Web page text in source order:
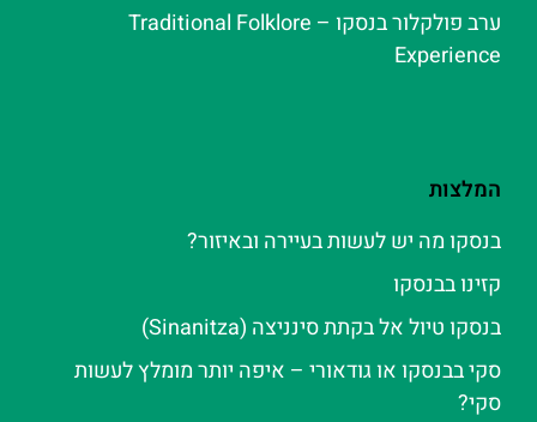
ערב פולקלור בנסקו – Traditional Folklore
Experience
המלצות
בנסקו מה יש לעשות בעיירה ובאיזור?
קזינו בבנסקו
בנסקו טיול אל בקתת סינניצה (Sinanitza)
סקי בבנסקו או גודאורי – איפה יותר מומלץ לעשות
סקי?